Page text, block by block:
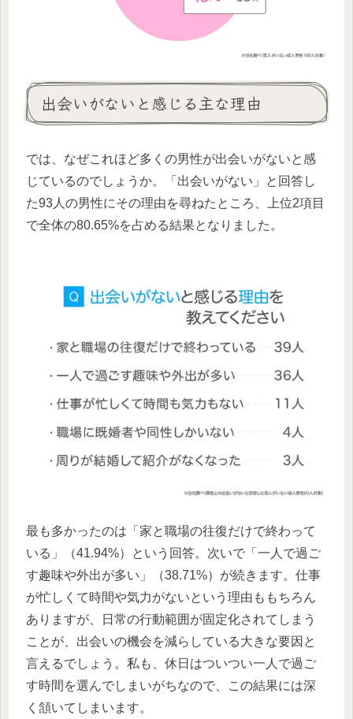
出会いがないと感じる主な理由
では、なぜこれほど多くの男性が出会いがないと感
じているのでしょうか。「出会いがない」と回答し
た93人の男性にその理由を尋ねたところ、上位2項目
で全体の80.65%を占める結果となりました。
最も多かったのは「家と職場の往復だけで終わって
いる」（41.94%）という回答。次いで「一人で過ご
す趣味や外出が多い」（38.71%）が続きます。仕事
が忙しくて時間や気力がないという理由ももちろん
ありますが、日常の行動範囲が固定化されてしまう
ことが、出会いの機会を減らしている大きな要因と
言えるでしょう。私も、休日はついつい一人で過ご
す時間を選んでしまいがちなので、この結果には深
く頷いてしまいます。